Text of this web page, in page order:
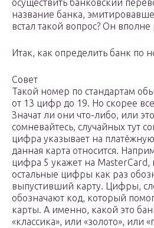
осуществить банковский
название банка,
встал такой вопрос? Он
Итак, как определить банк по
Совет
Такой номер по стандартам
от 13 цифр до 19. Но скорее
Значат ли они что-либо, или
сомневайтесь, случайных тут
цифра указывает на
данная карта относится.
цифра 5 укажет на MasterCard,
остальные цифры как раз
выпустивший карту. Цифры,
обозначают код, который
карты. А именно, какой это
«классика», или «золото», или